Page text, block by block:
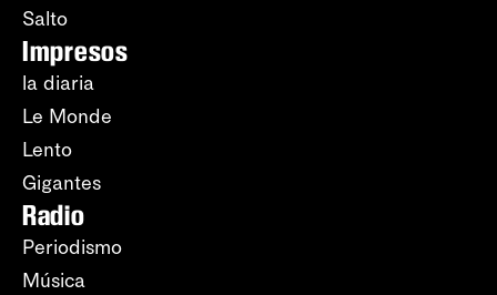
Salto
Impresos
la diaria
Le Monde
Lento
Gigantes
Radio
Periodismo
Música